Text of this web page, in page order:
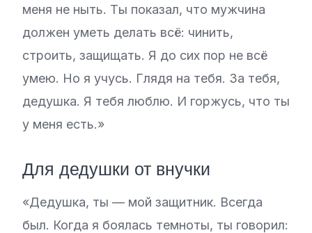
меня не ныть. Ты показал, что мужчина
должен уметь делать всё: чинить,
строить, защищать. Я до сих пор не всё
умею. Но я учусь. Глядя на тебя. За тебя,
дедушка. Я тебя люблю. И горжусь, что ты
у меня есть.»
Для дедушки от внучки
«Дедушка, ты — мой защитник. Всегда
был. Когда я боялась темноты, ты говорил: